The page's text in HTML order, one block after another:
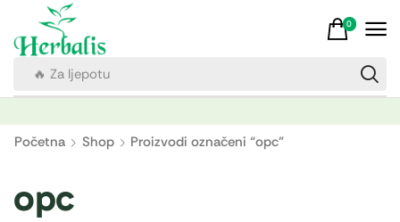
🔥 Za ljepotu
0
Početna Shop Proizvodi označeni “opc”
opc